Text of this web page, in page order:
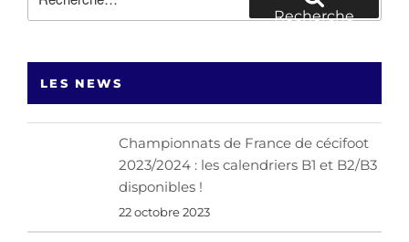
pour
Recherche
LES NEWS
Championnats de France de cécifoot
2023/2024 : les calendriers B1 et B2/B3
disponibles !
22 octobre 2023